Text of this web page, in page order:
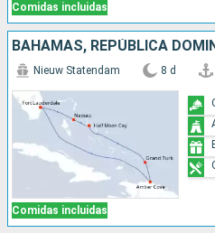
Comidas incluidas
Comidas incluidas
Nieuw Statendam 8 d